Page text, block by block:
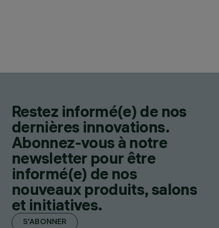
Restez informé(e) de nos
dernières innovations.
Abonnez-vous à notre
newsletter pour être
informé(e) de nos
nouveaux produits, salons
et initiatives.
S'ABONNER